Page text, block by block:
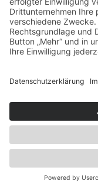
2015
50
2016
18000